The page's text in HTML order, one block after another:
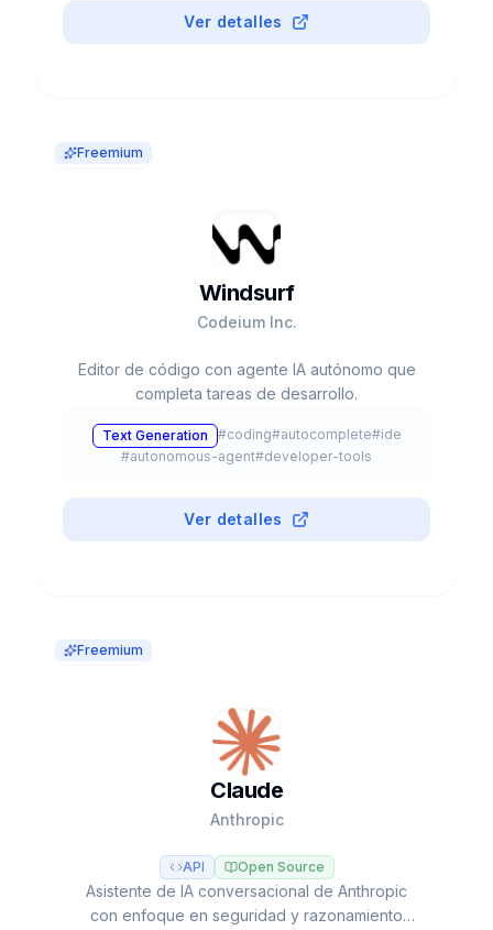
Ver detalles
Freemium
Windsurf
Codeium Inc.
Editor de código con agente IA autónomo que
completa tareas de desarrollo.
Text Generation #coding#autocomplete#ide
#autonomous-agent#developer-tools
Ver detalles
Freemium
Claude
Anthropic
API Open Source
Asistente de IA conversacional de Anthropic
con enfoque en seguridad y razonamiento